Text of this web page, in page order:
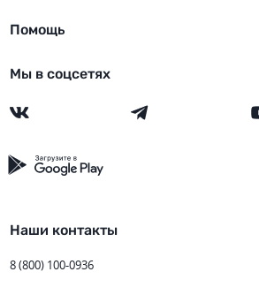
Помощь
Мы в соцсетях
Наши контакты
8 (800) 100-0936